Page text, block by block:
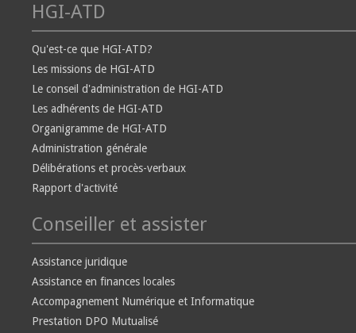
HGI-ATD
Qu'est-ce que HGI-ATD?
Les missions de HGI-ATD
Le conseil d'administration de HGI-ATD
Les adhérents de HGI-ATD
Organigramme de HGI-ATD
Administration générale
Délibérations et procès-verbaux
Rapport d'activité
Conseiller et assister
Assistance juridique
Assistance en finances locales
Accompagnement Numérique et Informatique
Prestation DPO Mutualisé